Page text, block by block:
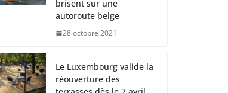
brisent sur une
autoroute belge
28 octobre 2021
Le Luxembourg valide la
réouverture des